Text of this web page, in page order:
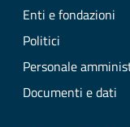
Enti e fondazioni
Politici
Personale
Documenti e dati